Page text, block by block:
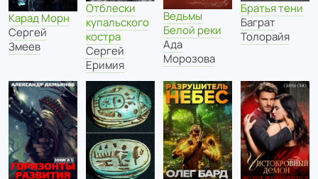
Карад Морн
Сергей
Змеев
Отблески
купальского
костра
Сергей
Еримия
Ведьмы
Белой реки
Ада
Морозова
Братья тени
Баграт
Толорайя